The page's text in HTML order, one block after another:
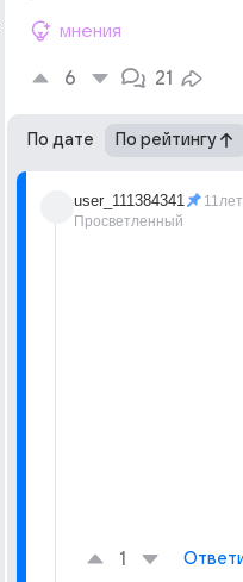
мнения
6 21
По дате По рейтингу
user_111384341
Просветленный
11лет
1